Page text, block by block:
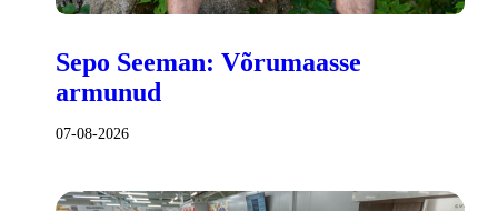
Sepo Seeman: Võrumaasse
armunud
07-08-2026